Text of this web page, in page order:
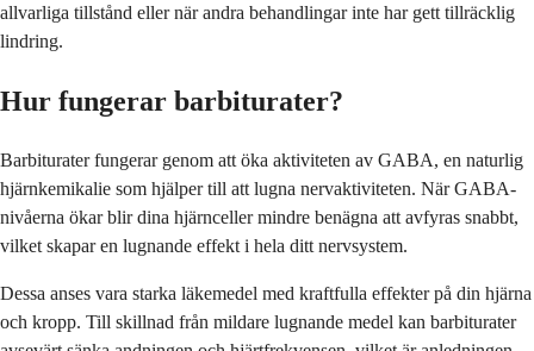
allvarliga tillstånd eller när andra behandlingar inte har gett tillräcklig
lindring.
Hur fungerar barbiturater?
Barbiturater fungerar genom att öka aktiviteten av GABA, en naturlig
hjärnkemikalie som hjälper till att lugna nervaktiviteten. När GABA-
nivåerna ökar blir dina hjärnceller mindre benägna att avfyras snabbt,
vilket skapar en lugnande effekt i hela ditt nervsystem.
Dessa anses vara starka läkemedel med kraftfulla effekter på din hjärna
och kropp. Till skillnad från mildare lugnande medel kan barbiturater